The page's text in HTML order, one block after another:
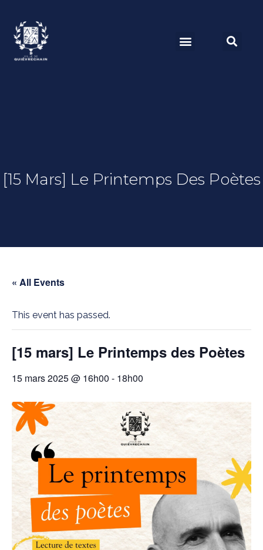
[15 Mars] Le Printemps Des Poètes
« All Events
This event has passed.
[15 mars] Le Printemps des Poètes
15 mars 2025 @ 16h00 - 18h00